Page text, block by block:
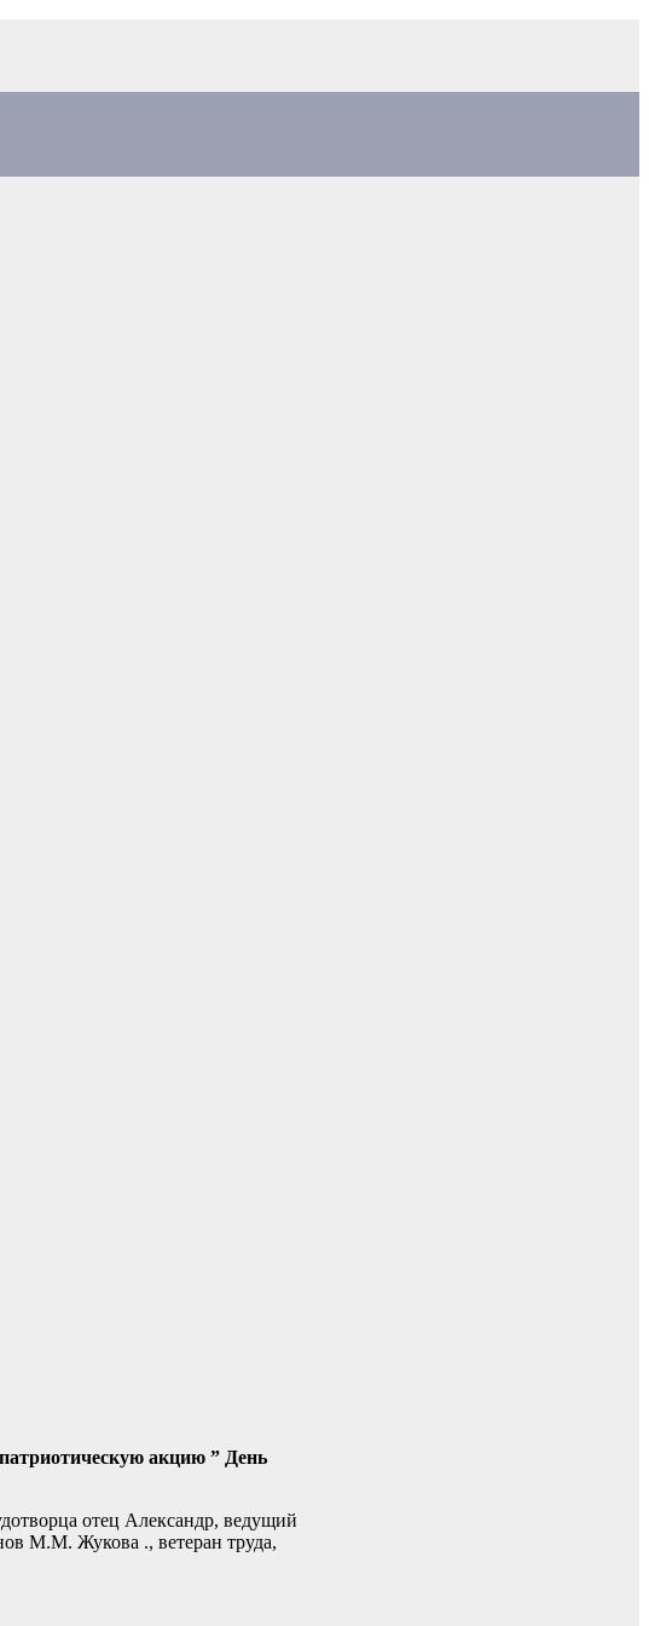
акцию ” День
отец Александр, ведущий
М.М. Жукова ., ветеран труда,